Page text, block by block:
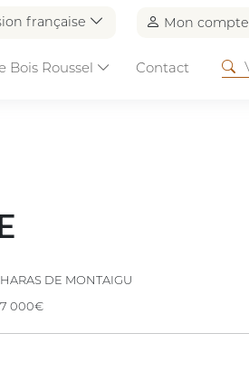
française Mon compte
Bois Roussel Contact
HARAS DE MONTAIGU
7 000€